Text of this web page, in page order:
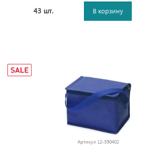
43 шт. В корзину
Артикул 12-590402